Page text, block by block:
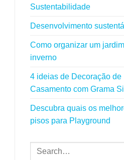
Sustentabilidade
Desenvolvimento
Como organizar um
inverno
4 ideias de Decoração de
Casamento com Grama
Descubra quais os
pisos para Playground